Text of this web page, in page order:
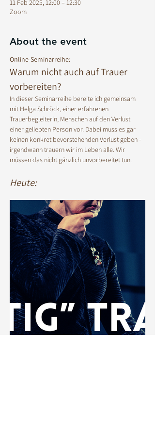
11 Feb 2025, 12:00 – 12:30
Zoom
About the event
Online-Seminarreihe:
Warum nicht auch auf Trauer
vorbereiten?
In dieser Seminarreihe bereite ich gemeinsam
mit Helga Schröck, einer erfahrenen
Trauerbegleiterin, Menschen auf den Verlust
einer geliebten Person vor. Dabei muss es gar
keinen konkret bevorstehenden Verlust geben -
irgendwann trauern wir im Leben alle. Wir
müssen das nicht gänzlich unvorbereitet tun.
Heute: